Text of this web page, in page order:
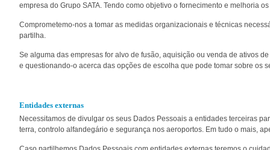
empresa do Grupo SATA. Tendo como objetivo o fornecimento e melhoria
Comprometemo-nos a tomar as medidas organizacionais e técnicas
partilha.
Se alguma das empresas for alvo de fusão, aquisição ou venda de ativos
e questionando-o acerca das opções de escolha que pode tomar sobre os
Entidades externas
Necessitamos de divulgar os seus Dados Pessoais a entidades terceiras
terra, controlo alfandegário e segurança nos aeroportos. Em tudo o mais,